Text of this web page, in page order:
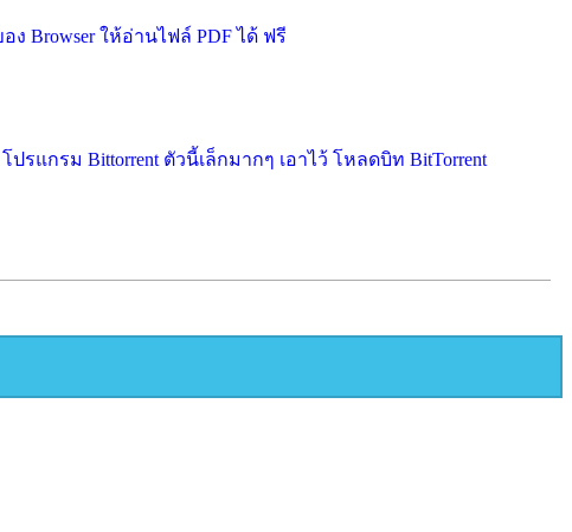
ง Browser ให้อ่านไฟล์ PDF ได้ ฟรี
แกรม Bittorrent ตัวนี้เล็กมากๆ เอาไว้ โหลดบิท BitTorrent